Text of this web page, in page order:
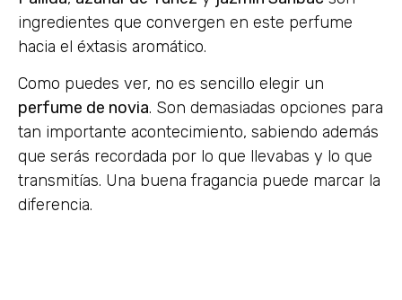
ingredientes que convergen en este perfume
hacia el éxtasis aromático.
Como puedes ver, no es sencillo elegir un
perfume de novia. Son demasiadas opciones para
tan importante acontecimiento, sabiendo además
que serás recordada por lo que llevabas y lo que
transmitías. Una buena fragancia puede marcar la
diferencia.